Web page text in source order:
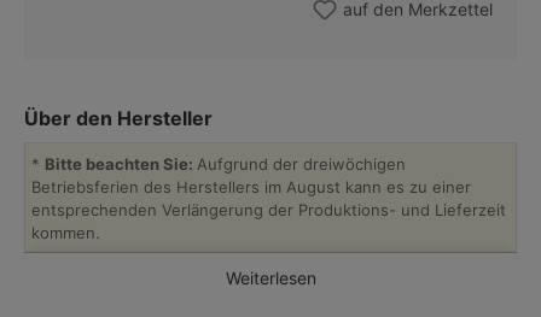
auf den Merkzettel
Über den Hersteller
* Bitte beachten Sie: Aufgrund der dreiwöchigen
Betriebsferien des Herstellers im August kann es zu einer
entsprechenden Verlängerung der Produktions- und Lieferzeit
kommen.
Atelier MB ist eine kleine französische Leuchtenmanufaktur, die
Weiterlesen